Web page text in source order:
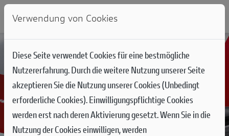
Verwendung von Cookies
Diese Seite verwendet Cookies für eine bestmögliche
Nutzererfahrung. Durch die weitere Nutzung unserer Seite
akzeptieren Sie die Nutzung unserer Cookies (Unbedingt
erforderliche Cookies). Einwilligungspflichtige Cookies
werden erst nach deren Aktivierung gesetzt. Wenn Sie in die
Nutzung der Cookies einwilligen, werden